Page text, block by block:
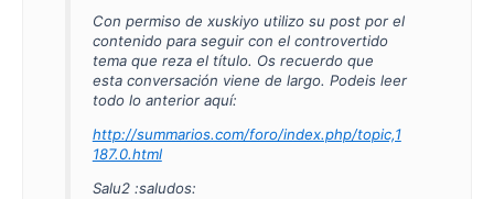
Con permiso de xuskiyo utilizo su post por el
contenido para seguir con el controvertido
tema que reza el título. Os recuerdo que
esta conversación viene de largo. Podeis leer
todo lo anterior aquí:
http://summarios.com/foro/index.php/topic,1
187.0.html
Salu2:saludos: